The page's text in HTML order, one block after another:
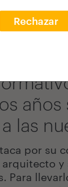
Rechazar
las
por su
y
Para